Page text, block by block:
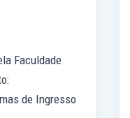
Faculdade
de Ingresso